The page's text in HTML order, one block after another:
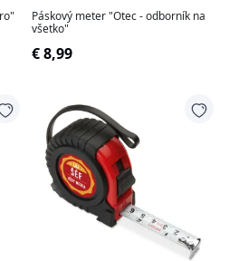
Páskový meter "Otec - odborník na
všetko"
€ 8,99